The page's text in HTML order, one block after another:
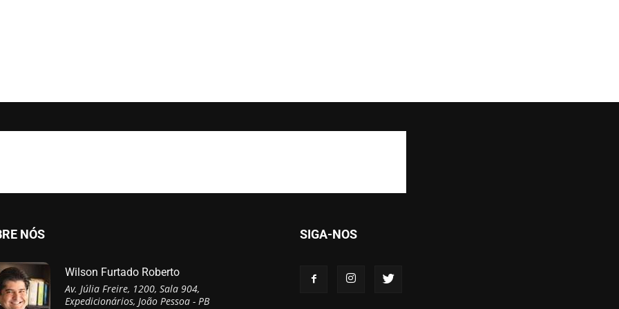
NÓS
Wilson Furtado Roberto
Av. Júlia Freire, 1200, Sala 904,
Expedicionários, João Pessoa - PB
SIGA-NOS